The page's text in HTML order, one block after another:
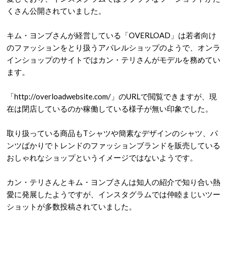
くさん公開されていました。
キム・ヨンブさんが経営している「OVERLOAD」は若者向け
のファッションをとり扱うアパレルショップのようで、オンラ
インショップのサイトではカン・テリさんがモデルを務めてい
ます。
「http://overloadwebsite.com/」のURLで閲覧できますが、現
在は閉店しているのか稼働している様子が無い印象でした。
取り扱っている商品もTシャツや簡素なデザインのシャツ、パ
ンツばかりでトレンドのファッションブランドを販売している
おしゃれなショップというイメージではないようです。
カン・テリさんとキム・ヨンブさんは知人の紹介で知り合い熱
愛に発展したようですが、インスタグラムでは仲睦まじいツー
ショットが多数投稿されていました。